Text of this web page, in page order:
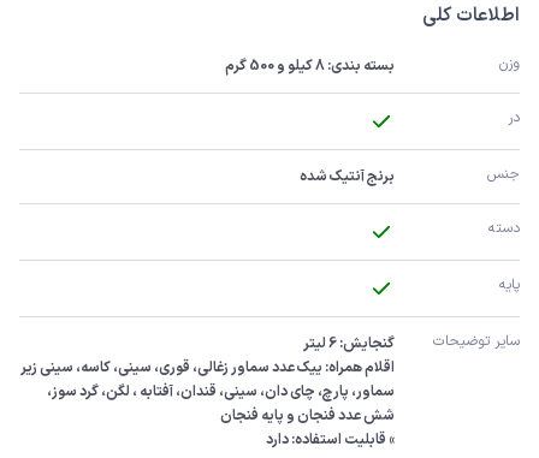
اطلاعات کلی
وزن بسته بندی: 8 کیلو و 500 گرم
در
جنس برنج آنتیک شده
دسته
پایه
سایر توضیحات
» قابلیت استفاده: دارد